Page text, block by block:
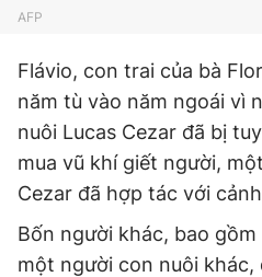
AFP
Flávio, con trai của bà
năm tù vào năm ngoái vì
nuôi Lucas Cezar đã bị
mua vũ khí giết người,
Cezar đã hợp tác với
Bốn người khác, bao
một người con nuôi khác,